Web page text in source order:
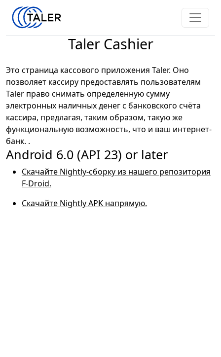
Taler Cashier
Это страница кассового приложения Taler. Оно
позволяет кассиру предоставлять пользователям
Taler право снимать определенную сумму
электронных наличных денег с банковского счёта
кассира, предлагая, таким образом, такую же
функциональную возможность, что и ваш интернет-
банк. .
Android 6.0 (API 23) or later
Скачайте Nightly-сборку из нашего репозитория
F-Droid.
Скачайте Nightly APK напрямую.